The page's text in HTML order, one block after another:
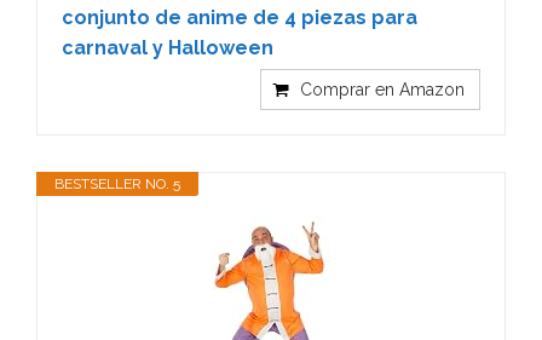
conjunto de anime de 4 piezas para
carnaval y Halloween
Comprar en Amazon
BESTSELLER NO. 5